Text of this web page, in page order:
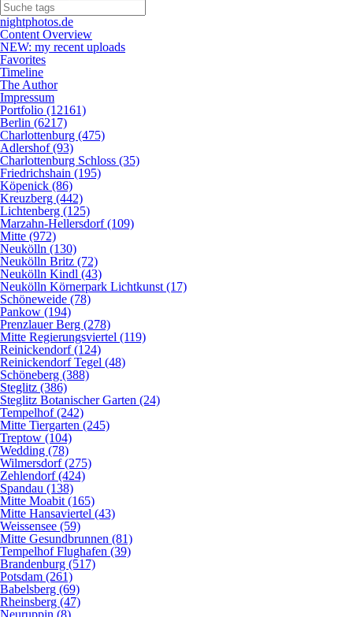
nightphotos.de
Content Overview
NEW: my recent uploads
Favorites
Timeline
The Author
Impressum
Portfolio (12161)
Berlin (6217)
Charlottenburg (475)
Adlershof (93)
Charlottenburg Schloss (35)
Friedrichshain (195)
Köpenick (86)
Kreuzberg (442)
Lichtenberg (125)
Marzahn-Hellersdorf (109)
Mitte (972)
Neukölln (130)
Neukölln Britz (72)
Neukölln Kindl (43)
Neukölln Körnerpark Lichtkunst (17)
Schöneweide (78)
Pankow (194)
Prenzlauer Berg (278)
Mitte Regierungsviertel (119)
Reinickendorf (124)
Reinickendorf Tegel (48)
Schöneberg (388)
Steglitz (386)
Steglitz Botanischer Garten (24)
Tempelhof (242)
Mitte Tiergarten (245)
Treptow (104)
Wedding (78)
Wilmersdorf (275)
Zehlendorf (424)
Spandau (138)
Mitte Moabit (165)
Mitte Hansaviertel (43)
Weissensee (59)
Mitte Gesundbrunnen (81)
Tempelhof Flughafen (39)
Brandenburg (517)
Potsdam (261)
Babelsberg (69)
Rheinsberg (47)
Neuruppin (8)